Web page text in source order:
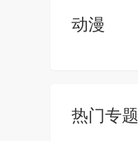
动漫
热门专题